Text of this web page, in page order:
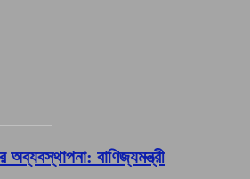
অব্যবস্থাপনা: বাণিজ্যমন্ত্রী